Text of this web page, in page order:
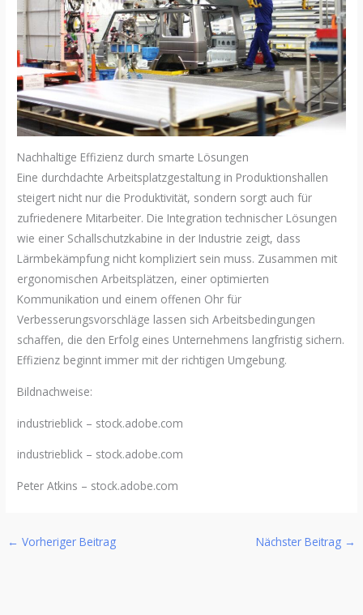
Nachhaltige Effizienz durch smarte Lösungen
Eine durchdachte Arbeitsplatzgestaltung in Produktionshallen
steigert nicht nur die Produktivität, sondern sorgt auch für
zufriedenere Mitarbeiter. Die Integration technischer Lösungen
wie einer Schallschutzkabine in der Industrie zeigt, dass
Lärmbekämpfung nicht kompliziert sein muss. Zusammen mit
ergonomischen Arbeitsplätzen, einer optimierten
Kommunikation und einem offenen Ohr für
Verbesserungsvorschläge lassen sich Arbeitsbedingungen
schaffen, die den Erfolg eines Unternehmens langfristig sichern.
Effizienz beginnt immer mit der richtigen Umgebung.
Bildnachweise:
industrieblick – stock.adobe.com
industrieblick – stock.adobe.com
Peter Atkins – stock.adobe.com
← Vorheriger Beitrag Nächster Beitrag →